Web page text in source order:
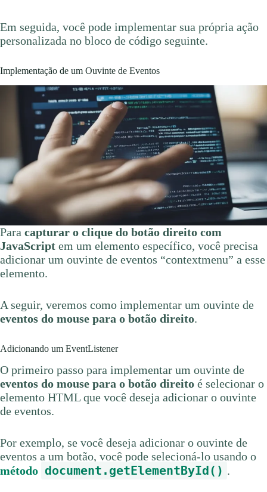
Em seguida, você pode implementar sua própria ação
personalizada no bloco de código seguinte.
Implementação de um Ouvinte de Eventos
Para capturar o clique do botão direito com
JavaScript em um elemento específico, você precisa
adicionar um ouvinte de eventos “contextmenu” a esse
elemento.
A seguir, veremos como implementar um ouvinte de
eventos do mouse para o botão direito.
Adicionando um EventListener
O primeiro passo para implementar um ouvinte de
eventos do mouse para o botão direito é selecionar o
elemento HTML que você deseja adicionar o ouvinte
de eventos.
Por exemplo, se você deseja adicionar o ouvinte de
eventos a um botão, você pode selecioná-lo usando o
método document.getElementById() .